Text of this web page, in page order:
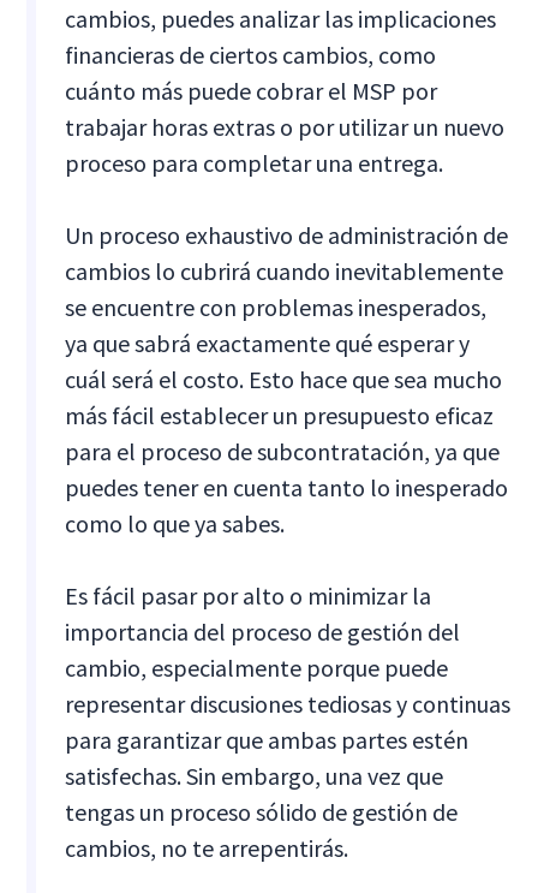
cambios, puedes analizar las implicaciones
financieras de ciertos cambios, como
cuánto más puede cobrar el MSP por
trabajar horas extras o por utilizar un nuevo
proceso para completar una entrega.
Un proceso exhaustivo de administración de
cambios lo cubrirá cuando inevitablemente
se encuentre con problemas inesperados,
ya que sabrá exactamente qué esperar y
cuál será el costo. Esto hace que sea mucho
más fácil establecer un presupuesto eficaz
para el proceso de subcontratación, ya que
puedes tener en cuenta tanto lo inesperado
como lo que ya sabes.
Es fácil pasar por alto o minimizar la
importancia del proceso de gestión del
cambio, especialmente porque puede
representar discusiones tediosas y continuas
para garantizar que ambas partes estén
satisfechas. Sin embargo, una vez que
tengas un proceso sólido de gestión de
cambios, no te arrepentirás.